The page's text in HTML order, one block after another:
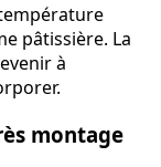
pâtissière. La
à
montage